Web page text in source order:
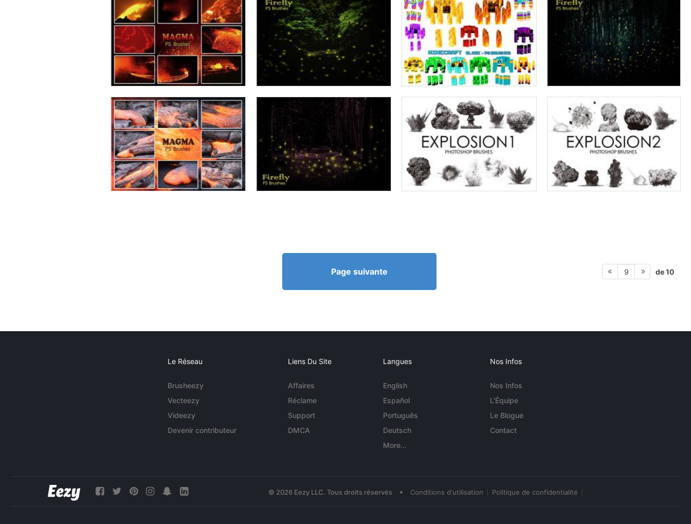
Page suivante 9 de 10
Le Réseau
Brusheezy
Vecteezy
Videezy
Devenir contributeur
Liens Du Site
Affaires
Réclame
Support
DMCA
Langues
English
Español
Português
Deutsch
More...
Nos Infos
Nos Infos
L'Équipe
Le Blogue
Contact
© 2026 Eezy LLC. Tous droits réservés • Conditions d'utilisation Politique de confidentialité